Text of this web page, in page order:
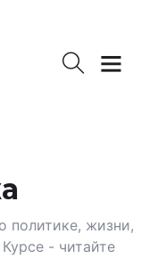
политике, жизни,
- читайте